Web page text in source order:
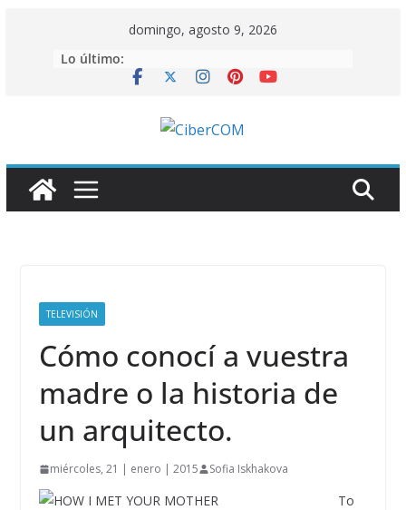
domingo, agosto 9, 2026
Lo último:
TELEVISIÓN
Cómo conocí a vuestra
madre o la historia de
un arquitecto.
miércoles, 21 | enero | 2015 Sofia Iskhakova
To